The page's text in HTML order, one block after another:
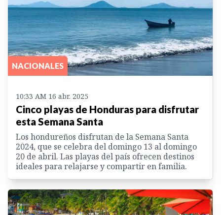
NACIONALES
10:33 AM 16 abr. 2025
Cinco playas de Honduras para disfrutar
esta Semana Santa
Los hondureños disfrutan de la Semana Santa
2024, que se celebra del domingo 13 al domingo
20 de abril. Las playas del país ofrecen destinos
ideales para relajarse y compartir en familia.